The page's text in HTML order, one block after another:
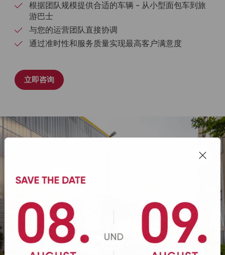
根据团队规模提供合适的车辆 - 从小型面包车到旅
游巴士
与您的运营团队直接协调
通过准时性和服务质量实现最高客户满意度
立即咨询